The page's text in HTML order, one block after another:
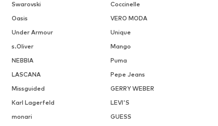
Swarovski
Coccinelle
Oasis
VERO MODA
Under Armour
Unique
s.Oliver
Mango
NEBBIA
Puma
LASCANA
Pepe Jeans
Missguided
GERRY WEBER
Karl Lagerfeld
LEVI'S
monari
GUESS